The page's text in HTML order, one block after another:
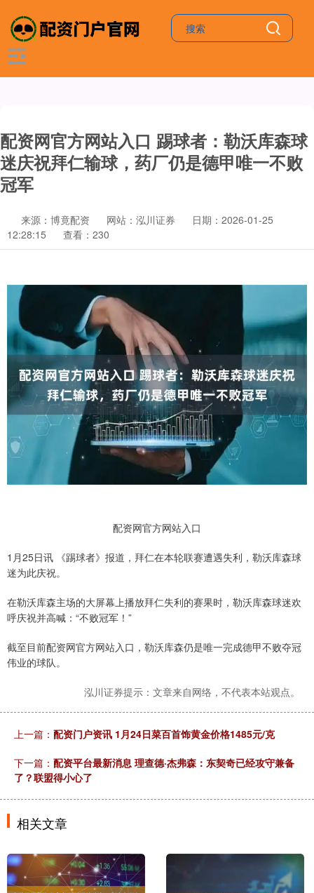
配资网官方网站入口 踢球者：勒沃库森球
迷庆祝拜仁输球，药厂仍是德甲唯一不败
冠军
来源：博竟配资 网站：泓川证券
日期：2026-01-25
12:28:15
查看：230
配资网官方网站入口
1月25日讯 《踢球者》报道，拜仁在本轮联赛遭遇失利，勒沃库森球
迷为此庆祝。
在勒沃库森主场的大屏幕上播放拜仁失利的赛果时，勒沃库森球迷欢
呼庆祝并高喊：“不败冠军！”
截至目前配资网官方网站入口，勒沃库森仍是唯一完成德甲不败夺冠
伟业的球队。
泓川证券提示：文章来自网络，不代表本站观点。
上一篇： 配资门户资讯 1月24日菜百首饰黄金价格1485元/克
下一篇： 配资平台最新消息 理查德·杰弗森：东契奇已经攻守兼备
了？联盟得小心了
相关文章